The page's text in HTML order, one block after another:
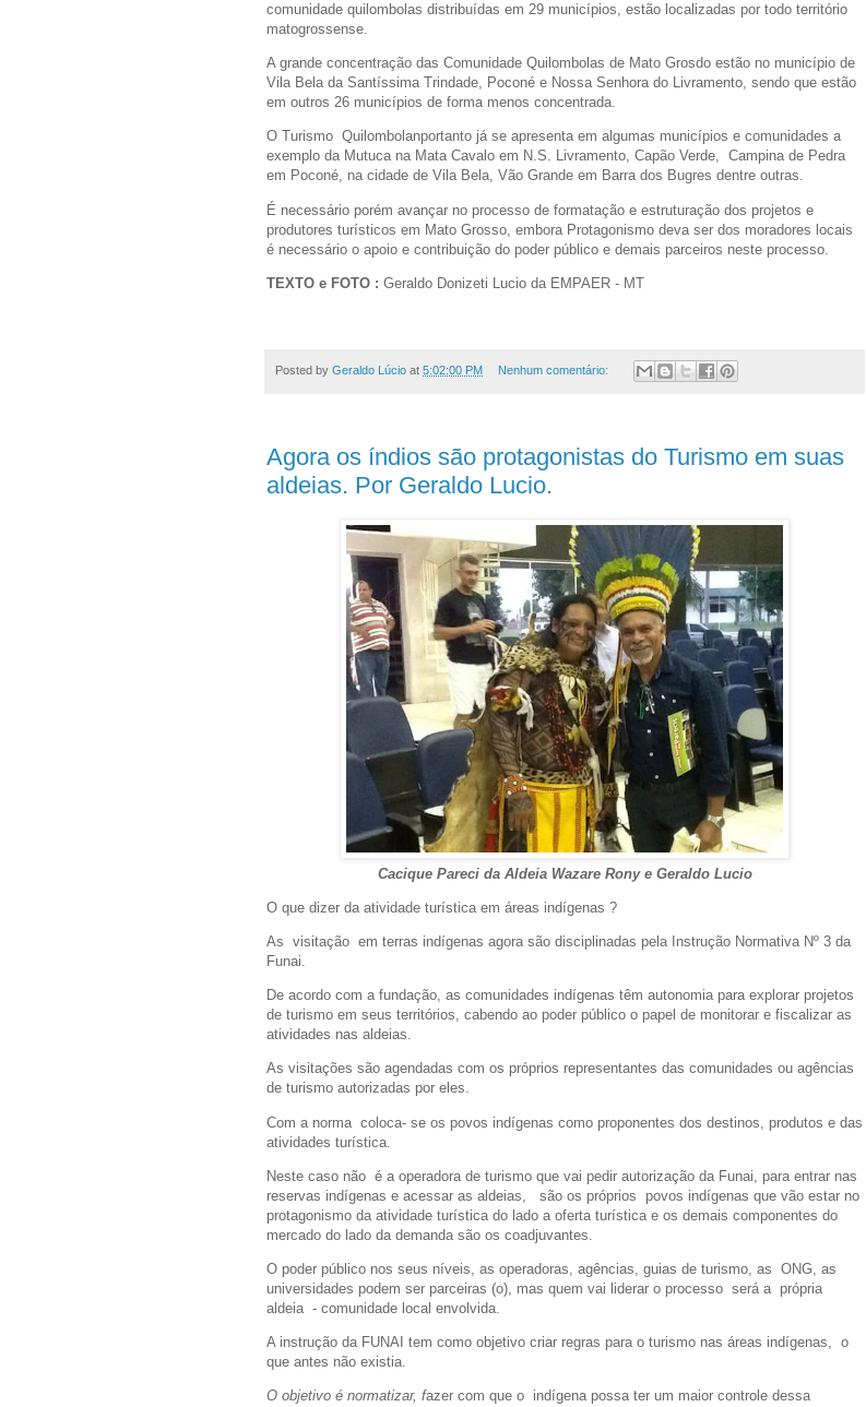
comunidade quilombolas distribuídas em 29 municípios, estão localizadas por todo território
matogrossense.
A grande concentração das Comunidade Quilombolas de Mato Grosdo estão no município de
Vila Bela da Santíssima Trindade, Poconé e Nossa Senhora do Livramento, sendo que estão
em outros 26 municípios de forma menos concentrada.
O Turismo Quilombolanportanto já se apresenta em algumas municípios e comunidades a
exemplo da Mutuca na Mata Cavalo em N.S. Livramento, Capão Verde, Campina de Pedra
em Poconé, na cidade de Vila Bela, Vão Grande em Barra dos Bugres dentre outras.
É necessário porém avançar no processo de formatação e estruturação dos projetos e
produtores turísticos em Mato Grosso, embora Protagonismo deva ser dos moradores locais
é necessário o apoio e contribuição do poder público e demais parceiros neste processo.
TEXTO e FOTO : Geraldo Donizeti Lucio da EMPAER - MT
Posted by Geraldo Lúcio at 5:02:00 PM Nenhum comentário:
Agora os índios são protagonistas do Turismo em suas
aldeias. Por Geraldo Lucio.
Cacique Pareci da Aldeia Wazare Rony e Geraldo Lucio
O que dizer da atividade turística em áreas indígenas ?
As visitação em terras indígenas agora são disciplinadas pela Instrução Normativa Nº 3 da
Funai.
De acordo com a fundação, as comunidades indígenas têm autonomia para explorar projetos
de turismo em seus territórios, cabendo ao poder público o papel de monitorar e fiscalizar as
atividades nas aldeias.
As visitações são agendadas com os próprios representantes das comunidades ou agências
de turismo autorizadas por eles.
Com a norma coloca- se os povos indígenas como proponentes dos destinos, produtos e das
atividades turística.
Neste caso não é a operadora de turismo que vai pedir autorização da Funai, para entrar nas
reservas indígenas e acessar as aldeias, são os próprios povos indígenas que vão estar no
protagonismo da atividade turística do lado a oferta turística e os demais componentes do
mercado do lado da demanda são os coadjuvantes.
O poder público nos seus níveis, as operadoras, agências, guias de turismo, as ONG, as
universidades podem ser parceiras (o), mas quem vai liderar o processo será a própria
aldeia - comunidade local envolvida.
A instrução da FUNAI tem como objetivo criar regras para o turismo nas áreas indígenas, o
que antes não existia.
O objetivo é normatizar, fazer com que o indígena possa ter um maior controle dessa